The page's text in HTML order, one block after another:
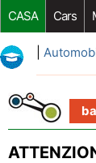
CASA Cars
Riparazione Auto